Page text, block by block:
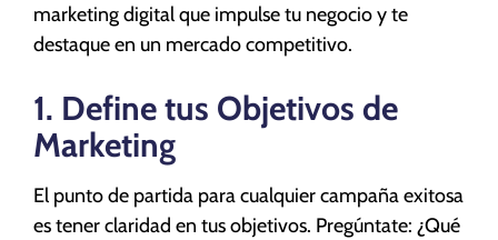
marketing digital que impulse tu negocio y te
destaque en un mercado competitivo.
1. Define tus Objetivos de
Marketing
El punto de partida para cualquier campaña exitosa
es tener claridad en tus objetivos. Pregúntate: ¿Qué